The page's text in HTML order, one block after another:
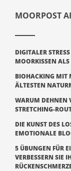
MOORPOST
DIGITALER
MOORKISSEN
BIOHACKING MIT
ÄLTESTEN
WARUM DEHNEN
STRETCHING-
DIE KUNST DES
EMOTIONALE
5 ÜBUNGEN FÜR
VERBESSERN SIE